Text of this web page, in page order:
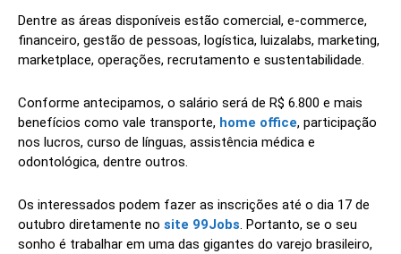
Dentre as áreas disponíveis estão comercial, e-commerce,
financeiro, gestão de pessoas, logística, luizalabs, marketing,
marketplace, operações, recrutamento e sustentabilidade.
Conforme antecipamos, o salário será de R$ 6.800 e mais
benefícios como vale transporte, home office, participação
nos lucros, curso de línguas, assistência médica e
odontológica, dentre outros.
Os interessados podem fazer as inscrições até o dia 17 de
outubro diretamente no site 99Jobs. Portanto, se o seu
sonho é trabalhar em uma das gigantes do varejo brasileiro,